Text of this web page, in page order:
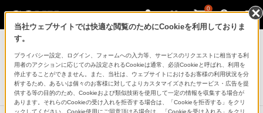
0
デジタル一眼カメラ α（アルファ）
ショルダーストラップ
STP-XS3
DISCONTINUED 生産完了
当社ウェブサイトでは快適な閲覧のためにCookieを利用しておりま
す。
プライバシー設定、ログイン、フォームへの入力等、サービスのリクエストに相当する利
用者のアクションに応じてのみ設定されるCookieは通常、必須Cookieと呼ばれ、利用を
停止することができません。また、当社は、ウェブサイトにおけるお客様の利用状況を分
析するため、あるいは個々のお客様に対してよりカスタマイズされたサービス・広告を提
供する等の目的のため、Cookieおよび類似技術を使用して一定の情報を収集する場合が
あります。それらのCookieの受け入れを拒否する場合は、「Cookieを拒否する」をクリ
ックしてください。Cookie使用にご同意頂ける場合は、「Cookieを受け入れる」をクリ